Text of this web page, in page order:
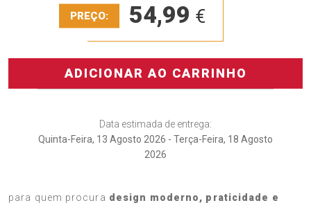
PREÇO: 54,99 €
ADICIONAR AO CARRINHO
Data estimada de entrega:
Quinta-Feira, 13 Agosto 2026 - Terça-Feira, 18 Agosto
2026
para quem procura design moderno, praticidade e